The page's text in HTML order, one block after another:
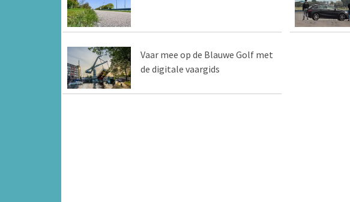
Vaar mee op de Blauwe Golf met
de digitale vaargids